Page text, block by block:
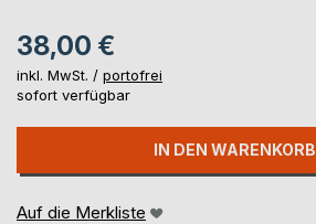
38,00 €
inkl. MwSt. / portofrei
sofort verfügbar
IN DEN WARENKORB
Auf die Merkliste